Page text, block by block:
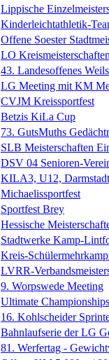
Lippische
Kinderleichtathletik-
Offene Soester
LO
43. Landesoffenes
LG Meeting mit KM
CVJM Kreissportfest
Betzis KiLa Cup
73. GutsMuths
SLB Meisterschaften
DSV 04 Senioren-
KILA3, U12,
Michaelissportfest
Sportfest Brey
Hessische
Stadtwerke Kamp-
Kreis-
LVRR-
9. Worpswede Meeting
Ultimate Championships
16. Kohlscheider
Bahnlaufserie der LG
81. Werfertag -